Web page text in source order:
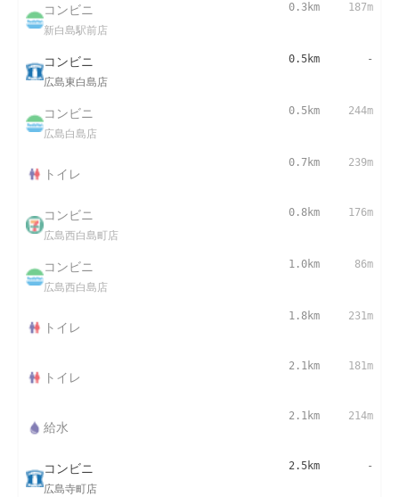
コンビニ
新白島駅前店
0.3km 187m
コンビニ
広島東白島店
0.5km -
コンビニ
広島白島店
0.5km 244m
トイレ
0.7km 239m
コンビニ
広島西白島町店
0.8km 176m
コンビニ
広島西白島店
1.0km 86m
トイレ
1.8km 231m
トイレ
2.1km 181m
給水
2.1km 214m
コンビニ
広島寺町店
2.5km -